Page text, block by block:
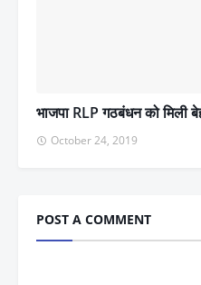
भाजपा RLP गठबंधन को मिली
October 24, 2019
POST A COMMENT